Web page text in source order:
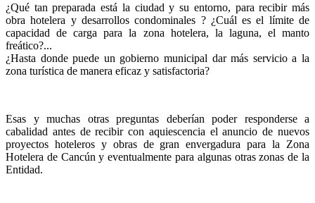
¿Qué tan preparada está la ciudad y su entorno, para recibir más
obra hotelera y desarrollos condominales ? ¿Cuál es el límite de
capacidad de carga para la zona hotelera, la laguna, el manto
freático?...
¿Hasta donde puede un gobierno municipal dar más servicio a la
zona turística de manera eficaz y satisfactoria?
Esas y muchas otras preguntas deberían poder responderse a
cabalidad antes de recibir con aquiescencia el anuncio de nuevos
proyectos hoteleros y obras de gran envergadura para la Zona
Hotelera de Cancún y eventualmente para algunas otras zonas de la
Entidad.